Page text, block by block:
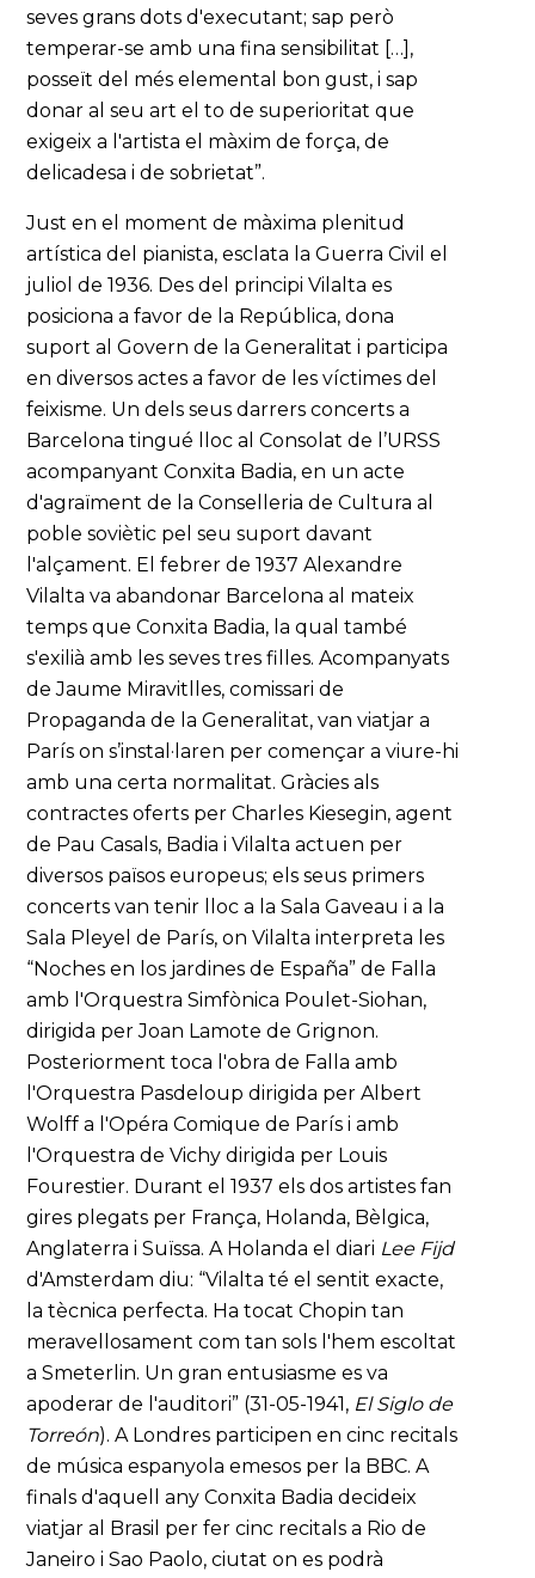
seves grans dots d'executant; sap però
temperar-se amb una fina sensibilitat […],
posseït del més elemental bon gust, i sap
donar al seu art el to de superioritat que
exigeix a l'artista el màxim de força, de
delicadesa i de sobrietat”.
Just en el moment de màxima plenitud
artística del pianista, esclata la Guerra Civil el
juliol de 1936. Des del principi Vilalta es
posiciona a favor de la República, dona
suport al Govern de la Generalitat i participa
en diversos actes a favor de les víctimes del
feixisme. Un dels seus darrers concerts a
Barcelona tingué lloc al Consolat de l’URSS
acompanyant Conxita Badia, en un acte
d'agraïment de la Conselleria de Cultura al
poble soviètic pel seu suport davant
l'alçament. El febrer de 1937 Alexandre
Vilalta va abandonar Barcelona al mateix
temps que Conxita Badia, la qual també
s'exilià amb les seves tres filles. Acompanyats
de Jaume Miravitlles, comissari de
Propaganda de la Generalitat, van viatjar a
París on s’instal·laren per començar a viure-hi
amb una certa normalitat. Gràcies als
contractes oferts per Charles Kiesegin, agent
de Pau Casals, Badia i Vilalta actuen per
diversos països europeus; els seus primers
concerts van tenir lloc a la Sala Gaveau i a la
Sala Pleyel de París, on Vilalta interpreta les
“Noches en los jardines de España” de Falla
amb l'Orquestra Simfònica Poulet-Siohan,
dirigida per Joan Lamote de Grignon.
Posteriorment toca l'obra de Falla amb
l'Orquestra Pasdeloup dirigida per Albert
Wolff a l'Opéra Comique de París i amb
l'Orquestra de Vichy dirigida per Louis
Fourestier. Durant el 1937 els dos artistes fan
gires plegats per França, Holanda, Bèlgica,
Anglaterra i Suïssa. A Holanda el diari Lee Fijd
d'Amsterdam diu: “Vilalta té el sentit exacte,
la tècnica perfecta. Ha tocat Chopin tan
meravellosament com tan sols l'hem escoltat
a Smeterlin. Un gran entusiasme es va
apoderar de l'auditori” (31-05-1941, El Siglo de
Torreón). A Londres participen en cinc recitals
de música espanyola emesos per la BBC. A
finals d'aquell any Conxita Badia decideix
viatjar al Brasil per fer cinc recitals a Rio de
Janeiro i Sao Paolo, ciutat on es podrà